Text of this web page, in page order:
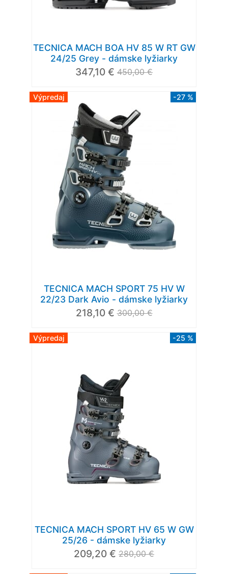
TECNICA MACH BOA HV 85 W RT GW
24/25 Grey - dámske lyžiarky
347,10 € 450,00 €
Výpredaj -27 %
TECNICA MACH SPORT 75 HV W
22/23 Dark Avio - dámske lyžiarky
218,10 € 300,00 €
Výpredaj -25 %
TECNICA MACH SPORT HV 65 W GW
25/26 - dámske lyžiarky
209,20 € 280,00 €